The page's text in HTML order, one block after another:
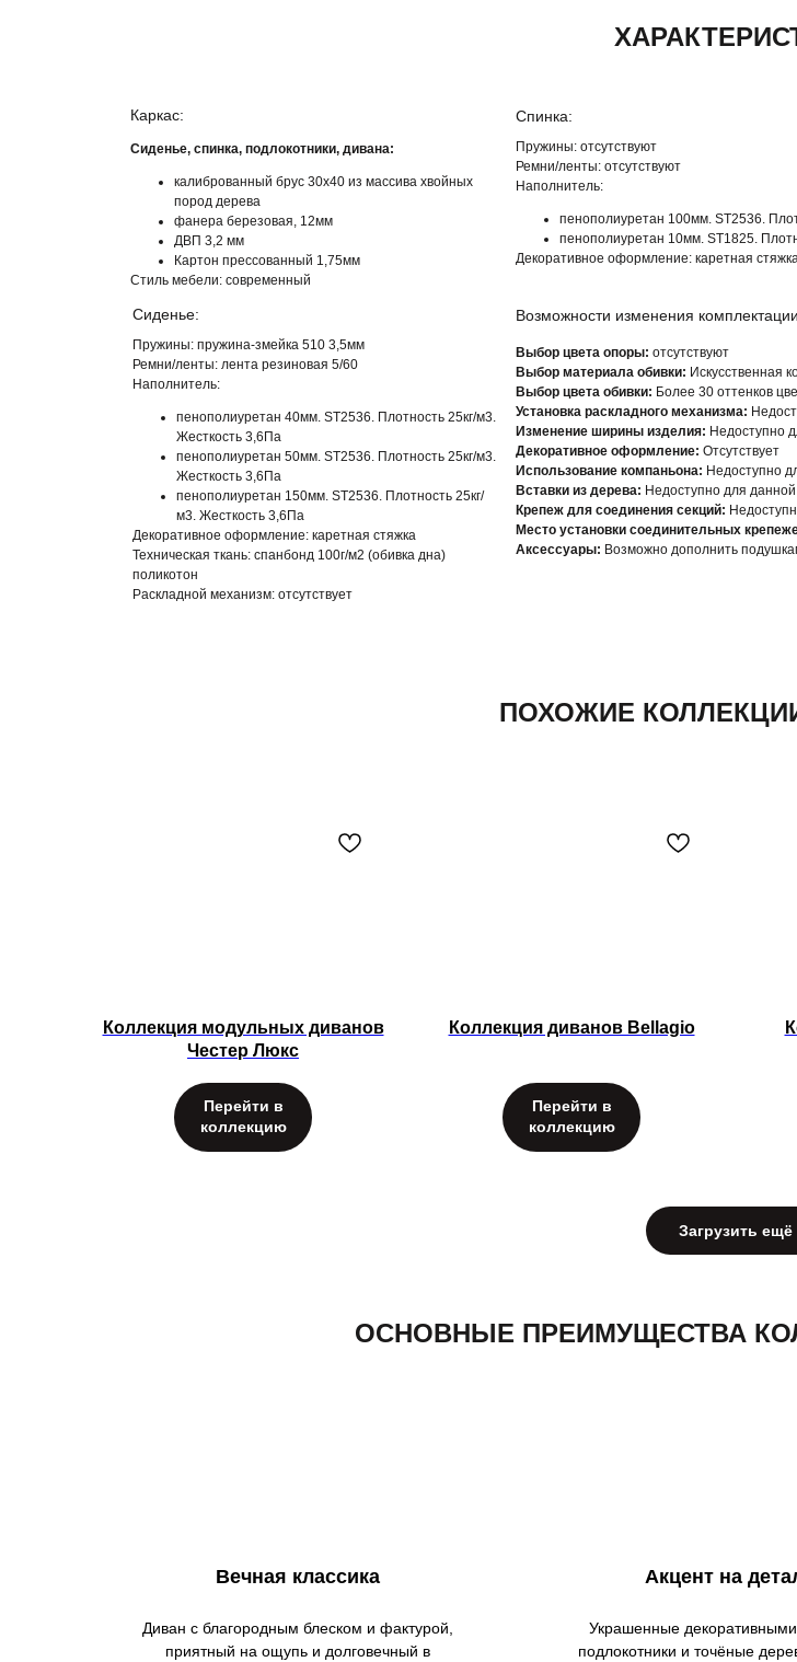
Пружины: пружина-змейка 510 3,5мм
Ремни/ленты: лента резиновая 5/60
Наполнитель:
пенополиуретан 40мм. ST2536. Плотность 25кг/м3.
Жесткость 3,6Па
пенополиуретан 50мм. ST2536. Плотность 25кг/м3.
Жесткость 3,6Па
пенополиуретан 150мм. ST2536. Плотность 25кг/
м3. Жесткость 3,6Па
Декоративное оформление: каретная стяжка
Техническая ткань: спанбонд 100г/м2 (обивка дна)
поликотон
Раскладной механизм: отсутствует
Пружины: отсутствуют
Ремни/ленты: отсутствуют
Наполнитель:
пенополиуретан 100мм. ST2536.
пенополиуретан 10мм. ST1825.
Декоративное оформление: каретная
Сиденье: Возможности изменения
Каркас: Спинка:
Сиденье, спинка, подлокотники, дивана:
калиброванный брус 30х40 из массива хвойных
пород дерева
фанера березовая, 12мм
ДВП 3,2 мм
Картон прессованный 1,75мм
Стиль мебели: современный
Выбор цвета опоры: отсутствуют
Выбор материала обивки: Искусственная
Выбор цвета обивки: Более 30 оттенков
Установка раскладного механизма:
Изменение ширины изделия: Недоступно
Декоративное оформление: Отсутствует
Использование компаньона: Недоступно
Вставки из дерева: Недоступно для
Крепеж для соединения секций:
Место установки соединительных
Аксессуары: Возможно дополнить
ПОХОЖИЕ
Коллекция модульных диванов
Честер Люкс
Перейти в
коллекцию
Коллекция диванов Bellagio
Перейти в
коллекцию
Загрузить ещё
ОСНОВНЫЕ ПРЕИМУЩЕСТВА
Вечная классика
Диван с благородным блеском и фактурой,
приятный на ощупь и долговечный в
Акцент на
Украшенные декоративными
подлокотники и точёные